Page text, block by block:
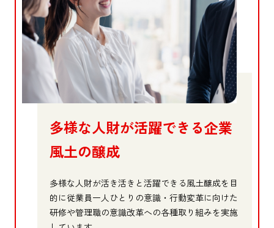
多様な人財が活躍できる企業
風土の醸成
多様な人財が活き活きと活躍できる風土醸成を目
的に従業員一人ひとりの意識・行動変革に向けた
研修や管理職の意識改革への各種取り組みを実施